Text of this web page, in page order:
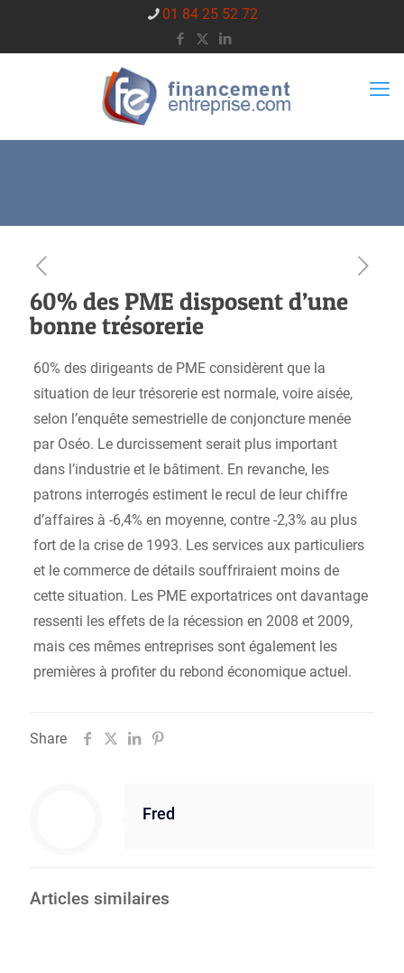
01 84 25 52 72
60% des PME disposent d’une
bonne trésorerie
60% des dirigeants de PME considèrent que la
situation de leur trésorerie est normale, voire aisée,
selon l’enquête semestrielle de conjoncture menée
par Oséo. Le durcissement serait plus important
dans l’industrie et le bâtiment. En revanche, les
patrons interrogés estiment le recul de leur chiffre
d’affaires à -6,4% en moyenne, contre -2,3% au plus
fort de la crise de 1993. Les services aux particuliers
et le commerce de détails souffriraient moins de
cette situation. Les PME exportatrices ont davantage
ressenti les effets de la récession en 2008 et 2009,
mais ces mêmes entreprises sont également les
premières à profiter du rebond économique actuel.
Share
Fred
Articles similaires